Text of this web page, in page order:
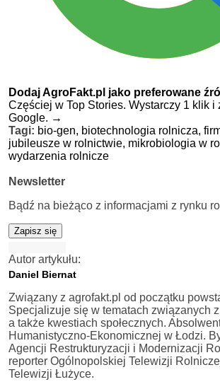
Dodaj AgroFakt.pl jako preferowane
Częściej w Top Stories. Wystarczy 1 klik i
Google. →
Tagi: bio-gen, biotechnologia rolnicza,
jubileusze w rolnictwie, mikrobiologia w
wydarzenia rolnicze
Newsletter
Bądź na bieżąco z informacjami z rynku
Zapisz się
Autor artykułu:
Daniel Biernat
Związany z agrofakt.pl od początku
Specjalizuje się w tematach związanych
a także kwestiach społecznych.
Humanistyczno-Ekonomicznej w Łodzi.
Agencji Restrukturyzacji i Modernizacji
reporter Ogólnopolskiej Telewizji
Telewizji Łużyce.